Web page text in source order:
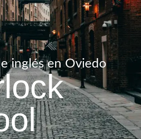
inglés en Oviedo